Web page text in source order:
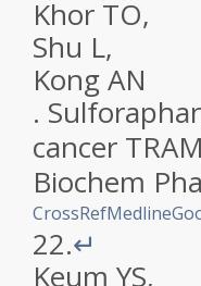
Khor TO,
Shu L,
KongAN
.
cancer
Biochem
CrossRefMedline
22.↵
Keum YS,